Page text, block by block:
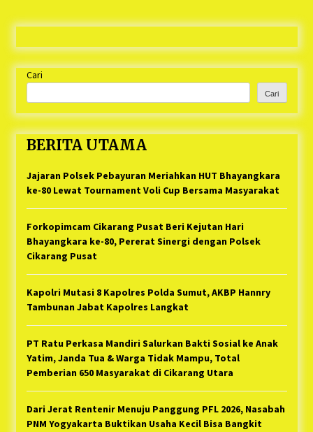
Cepat Polres Metro Bekasi dan Polsek Cikarang
Pengusiran Pendirian Posko
Kodim 0509 Kabupaten Bekasi Terima 20
Jelang Ramadhan, Kecamatan Cikarang Pusat
Gelar STQ ke-VII
Cari
Cari
BERITA UTAMA
Jajaran Polsek Pebayuran Meriahkan HUT Bhayangkara
ke-80 Lewat Tournament Voli Cup Bersama Masyarakat
Forkopimcam Cikarang Pusat Beri Kejutan Hari
Bhayangkara ke-80, Pererat Sinergi dengan Polsek
Cikarang Pusat
Kapolri Mutasi 8 Kapolres Polda Sumut, AKBP Hannry
Tambunan Jabat Kapolres Langkat
PT Ratu Perkasa Mandiri Salurkan Bakti Sosial ke Anak
Yatim, Janda Tua & Warga Tidak Mampu, Total
Pemberian 650 Masyarakat di Cikarang Utara
Dari Jerat Rentenir Menuju Panggung PFL 2026, Nasabah
PNM Yogyakarta Buktikan Usaha Kecil Bisa Bangkit